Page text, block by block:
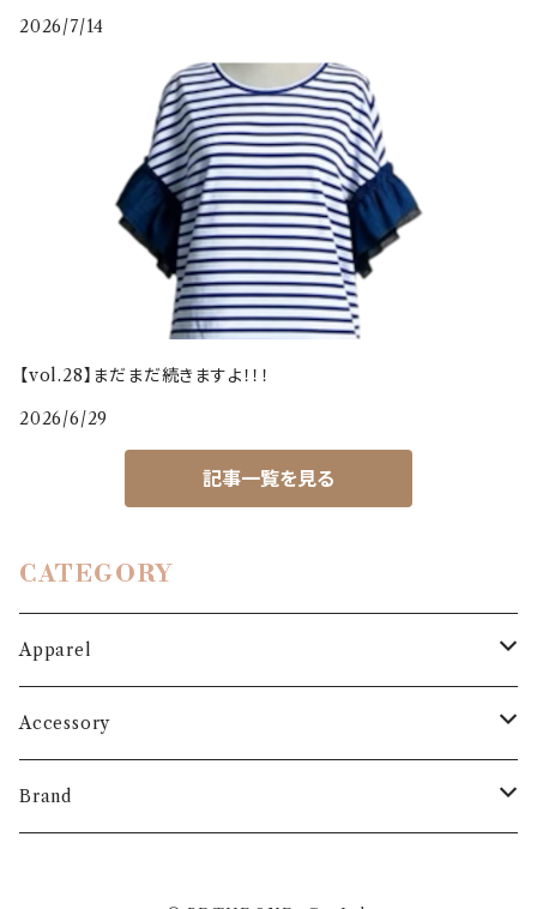
2026/7/14
【vol.28】まだまだ続きますよ！！！
2026/6/29
記事一覧を見る
CATEGORY
Apparel
Outer
Coat
Bottoms
Accessory
Shoes
Brand